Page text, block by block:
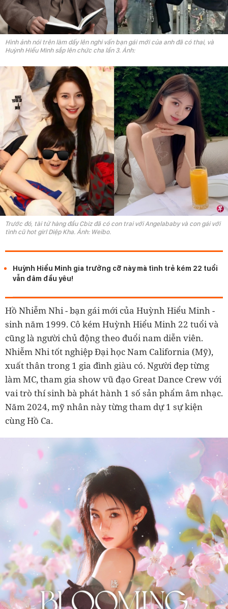
Hình ảnh nói trên làm dấy lên nghi vấn bạn gái mới của anh đã có thai, và
Huỳnh Hiểu Minh sắp lên chức cha lần 3. Ảnh:
Trước đó, tài tử hàng đầu Cbiz đã có con trai với Angelababy và con gái với
tình cũ hot girl Diệp Kha. Ảnh: Weibo.
Huỳnh Hiểu Minh gia trưởng cỡ này mà tình trẻ kém 22 tuổi
vẫn đâm đầu yêu!
Hồ Nhiễm Nhi - bạn gái mới của Huỳnh Hiểu Minh -
sinh năm 1999. Cô kém Huỳnh Hiểu Minh 22 tuổi và
cũng là người chủ động theo đuổi nam diễn viên.
Nhiễm Nhi tốt nghiệp Đại học Nam California (Mỹ),
xuất thân trong 1 gia đình giàu có. Người đẹp từng
làm MC, tham gia show vũ đạo Great Dance Crew với
vai trò thí sinh bà phát hành 1 số sản phẩm âm nhạc.
Năm 2024, mỹ nhân này từng tham dự 1 sự kiện
cùng Hồ Ca.